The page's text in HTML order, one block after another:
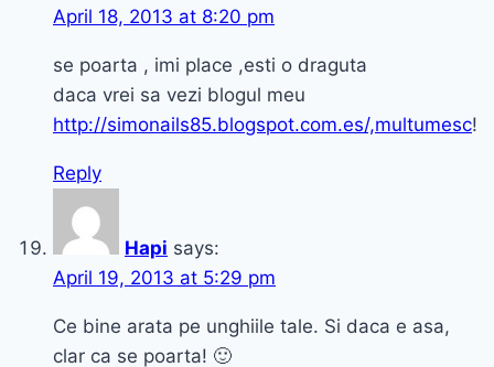
April 18, 2013 at 8:20 pm
se poarta , imi place ,esti o draguta
daca vrei sa vezi blogul meu
http://simonails85.blogspot.com.es/,multumesc!
Reply
Hapi says:
April 19, 2013 at 5:29 pm
Ce bine arata pe unghiile tale. Si daca e asa,
clar ca se poarta! 🙂